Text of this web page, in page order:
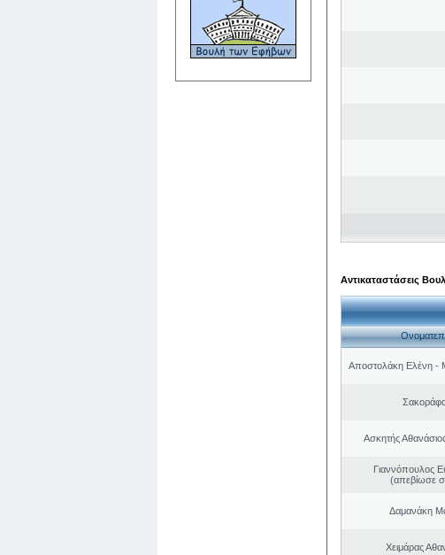
Αντικαταστάσεις
Αποστολάκη Ελένη -
Ασκητής
Γιαννόπουλος
(απεβίωσε
Δαμανάκη
Χειμάρας